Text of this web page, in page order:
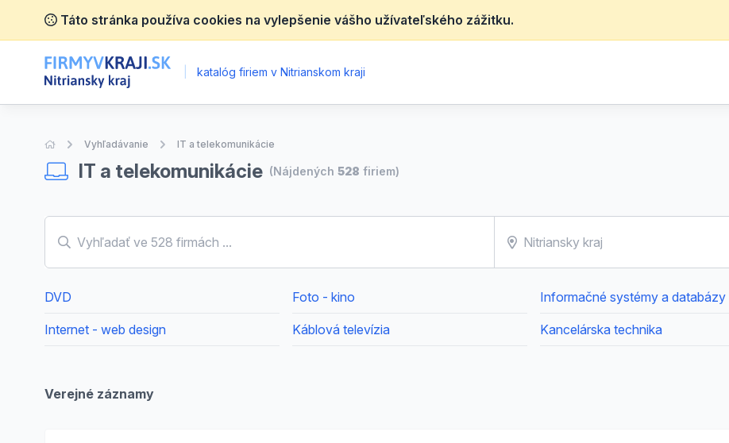
Táto stránka používa cookies na vylepšenie vášho užívateľského zážitku.
katalóg firiem v Nitrianskom kraji
Úvodná stránka
Vyhľadávanie IT a telekomunikácie
IT a telekomunikácie (Nájdených 528 firiem)
DVD Foto - kino Informačné systémy a databázy
Internet - web design Káblová televízia Kancelárska technika
Verejné záznamy